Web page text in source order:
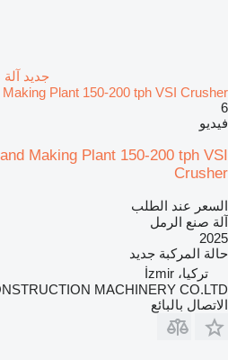
Making Plant 150-200 tph VSI Crusher
6
فيديو
Making Plant 150-200 tph VSI
Crusher
السعر عند الطلب
آلة صنع الرمل
2025
حالة المركبة جديد
تركيا، İzmir
MACHINERY CO.LTD.
الاتصال بالبائع